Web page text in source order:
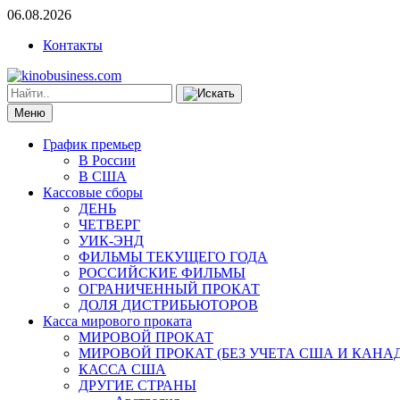
06.08.2026
Контакты
Меню
График премьер
В России
В США
Кассовые сборы
ДЕНЬ
ЧЕТВЕРГ
УИК-ЭНД
ФИЛЬМЫ ТЕКУЩЕГО ГОДА
РОССИЙСКИЕ ФИЛЬМЫ
ОГРАНИЧЕННЫЙ ПРОКАТ
ДОЛЯ ДИСТРИБЬЮТОРОВ
Касса мирового проката
МИРОВОЙ ПРОКАТ
МИРОВОЙ ПРОКАТ (БЕЗ УЧЕТА США И
КАССА США
ДРУГИЕ СТРАНЫ